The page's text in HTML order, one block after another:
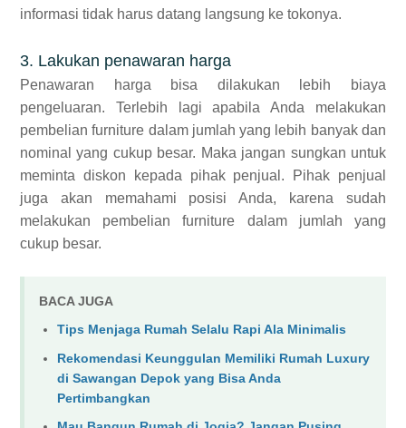
informasi tidak harus datang langsung ke tokonya.
3. Lakukan penawaran harga
Penawaran harga bisa dilakukan lebih biaya
pengeluaran. Terlebih lagi apabila Anda melakukan
pembelian furniture dalam jumlah yang lebih banyak dan
nominal yang cukup besar. Maka jangan sungkan untuk
meminta diskon kepada pihak penjual. Pihak penjual
juga akan memahami posisi Anda, karena sudah
melakukan pembelian furniture dalam jumlah yang
cukup besar.
BACA JUGA
Tips Menjaga Rumah Selalu Rapi Ala Minimalis
Rekomendasi Keunggulan Memiliki Rumah Luxury
di Sawangan Depok yang Bisa Anda
Pertimbangkan